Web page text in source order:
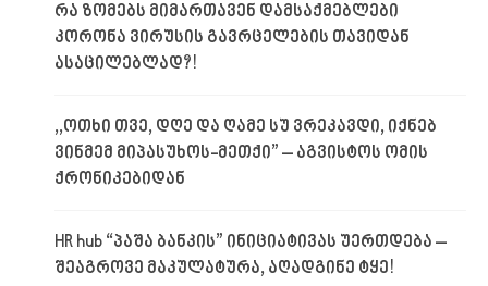
რა ზომებს მიმართავენ დამსაქმებლები
კორონა ვირუსის გავრცელების თავიდან
ასაცილებლად?!
,,ოთხი თვე, დღე და ღამე სუ ვრეკავდი, იქნებ
ვინმემ მიპასუხოს-მეთქი” – აგვისტოს ომის
ქრონიკებიდან
HR hub “პაშა ბანკის” ინიციატივას უერთდება –
შეაგროვე მაკულატურა, აღადგინე ტყე!